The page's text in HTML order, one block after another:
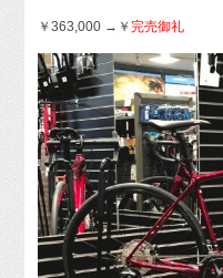
￥363,000 →￥完売御礼